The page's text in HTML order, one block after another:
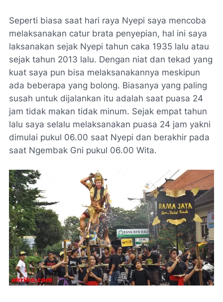
Seperti biasa saat hari raya Nyepi saya mencoba
melaksanakan catur brata penyepian, hal ini saya
laksanakan sejak Nyepi tahun caka 1935 lalu atau
sejak tahun 2013 lalu. Dengan niat dan tekad yang
kuat saya pun bisa melaksanakannya meskipun
ada beberapa yang bolong. Biasanya yang paling
susah untuk dijalankan itu adalah saat puasa 24
jam tidak makan tidak minum. Sejak empat tahun
lalu saya selalu melaksanakan puasa 24 jam yakni
dimulai pukul 06.00 saat Nyepi dan berakhir pada
saat Ngembak Gni pukul 06.00 Wita.